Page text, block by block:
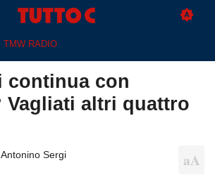
TMW RADIO
continua con
Vagliati altri quattro
Antonino Sergi